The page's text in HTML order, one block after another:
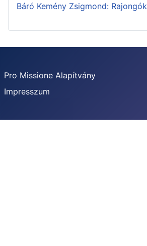
Báró Kemény Zsigmond: Rajongók
Pro Missione Alapítvány
Impresszum